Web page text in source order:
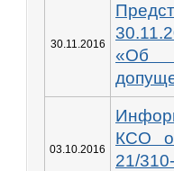
30.11.2016
«Об
03.10.2016
КСО
21/